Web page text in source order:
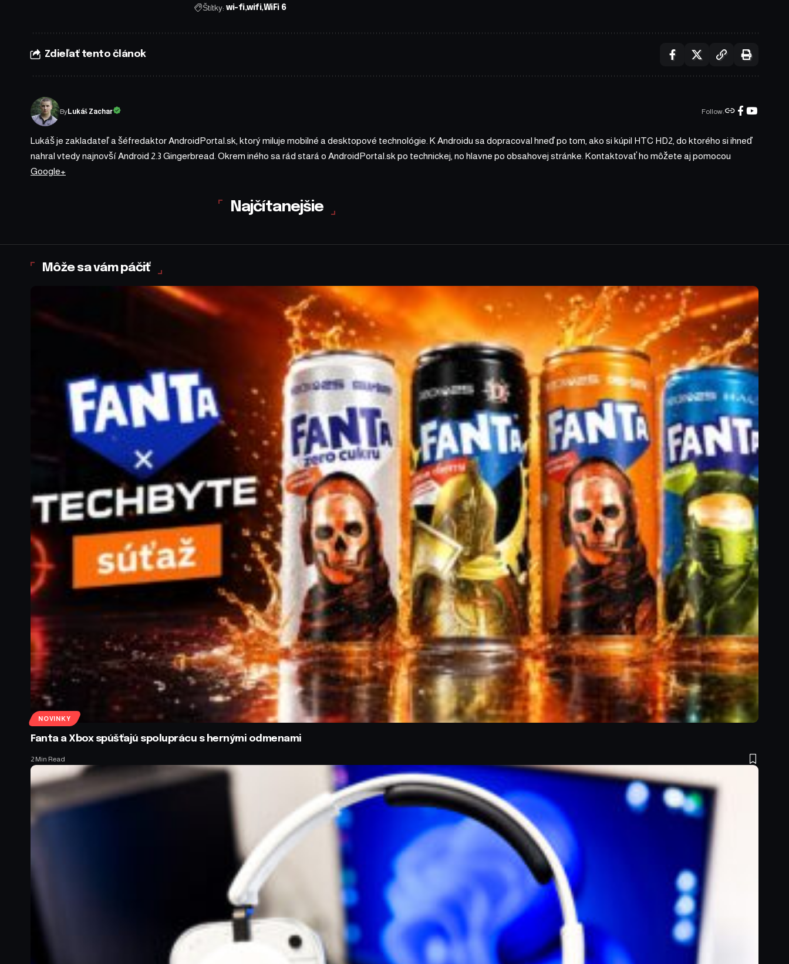
Štítky: wi-fi wifi WiFi 6
Zdieľať tento článok
ByLukáš Zachar Follow:
Lukáš je zakladateľ a šéfredaktor AndroidPortal.sk, ktorý miluje mobilné a desktopové technológie. K Androidu sa dopracoval hneď po tom, ako si kúpil HTC HD2, do ktorého si ihneď
nahral vtedy najnovší Android 2.3 Gingerbread. Okrem iného sa rád stará o AndroidPortal.sk po technickej, no hlavne po obsahovej stránke. Kontaktovať ho môžete aj pomocou
Google+
Najčítanejšie
Môže sa vám páčiť
NOVINKY
Fanta a Xbox spúšťajú spoluprácu s hernými odmenami
2 Min Read